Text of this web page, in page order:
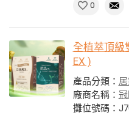
0
全植萃頂級
EX )
產品分類：
廠商名稱：
攤位號碼：